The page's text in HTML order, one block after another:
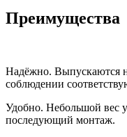
Преимущества
Надёжно. Выпускаются
соблюдении
Удобно. Небольшой вес
последующий монтаж.